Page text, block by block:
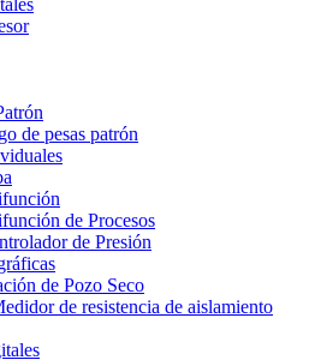
de pesas patrón
de Procesos
de Presión
de Pozo Seco
de resistencia de aislamiento